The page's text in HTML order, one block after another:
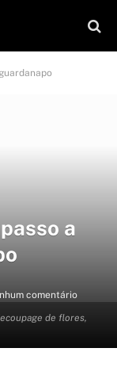
de flores,
a
comentário